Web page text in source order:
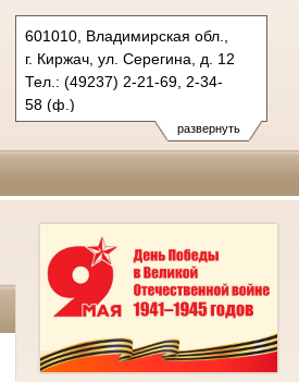
развернуть
601010, Владимирская обл.,
г. Киржач, ул. Серегина, д. 12
Тел.: (49237) 2-21-69, 2-34-
58 (ф.)
kirzhachsky.wld@sudrf.ru